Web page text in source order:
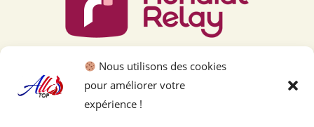
Nous utilisons des cookies
pour améliorer votre
expérience !